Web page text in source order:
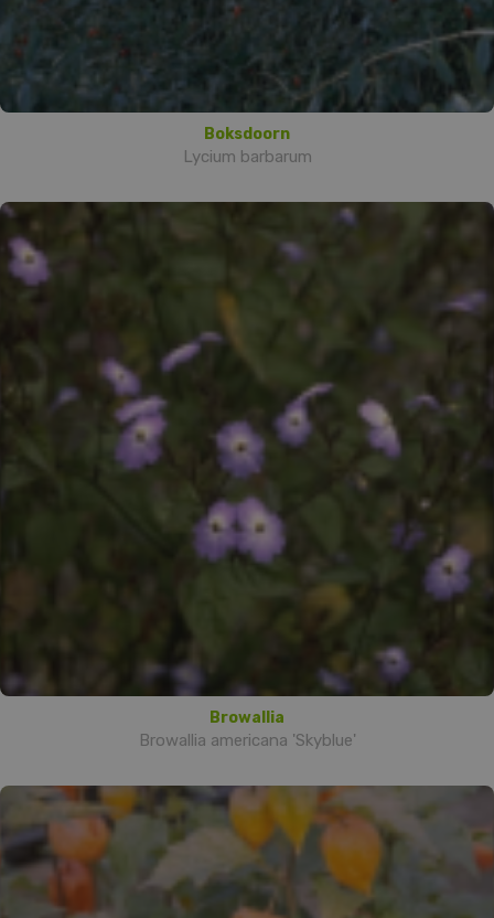
Boksdoorn
Lycium barbarum
Browallia
Browallia americana 'Skyblue'